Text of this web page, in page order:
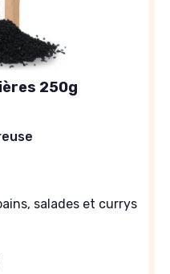
250g
salades et currys